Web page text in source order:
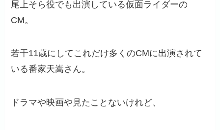
尾上そら役でも出演している仮面ライダーの
CM。
若干11歳にしてこれだけ多くのCMに出演されて
いる番家天嵩さん。
ドラマや映画や見たことないけれど、